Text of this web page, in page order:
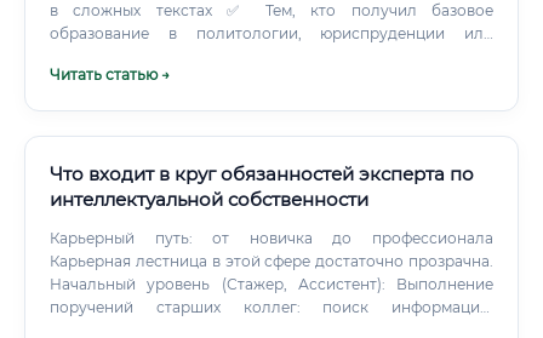
в сложных текстах ✅ Тем, кто получил базовое
образование в политологии, юриспруденции или
законодательство и методология меняются регулярно ✅
понятными суду А кому эта работа точно не подойдёт?
Тем, кто не переносит монотонной аналитической
признания.
Читать статью →
Что входит в круг обязанностей эксперта по
интеллектуальной собственности
Карьерный путь: от новичка до профессионала
Карьерная лестница в этой сфере достаточно прозрачна.
Начальный уровень (Стажер, Ассистент): Выполнение
поручений старших коллег: поиск информации,